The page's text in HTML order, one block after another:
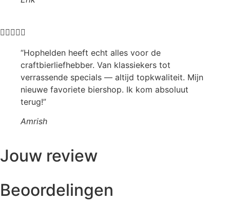

“Hophelden heeft echt alles voor de
craftbierliefhebber. Van klassiekers tot
verrassende specials — altijd topkwaliteit. Mijn
nieuwe favoriete biershop. Ik kom absoluut
terug!”
Amrish
Jouw review
Beoordelingen